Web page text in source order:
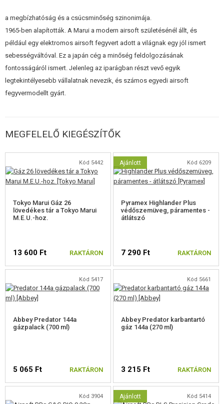
a megbízhatóság és a csúcsminőség szinonimája.
1965-ben alapították. A Marui a modern airsoft születésénél állt, és
például egy elektromos airsoft fegyvert adott a világnak egy jól ismert
sebességváltóval. Ez a japán cég a minőség feldolgozásának
fontosságáról ismert. Jelenleg az iparágban részt vevő egyik
legtekintélyesebb vállalatnak nevezik, és számos egyedi airsoft
fegyvermodellt gyárt.
MEGFELELŐ KIEGÉSZÍTŐK
Kód 5442
Tokyo Marui Gáz 26
lövedékes tár a Tokyo Marui
M.E.U.-hoz.
13 600 Ft RAKTÁRON
Ajánlott Kód 6209
Pyramex Highlander Plus
védőszemüveg, páramentes -
átlátszó
7 290 Ft RAKTÁRON
Kód 5417
Abbey Predator 144a
gázpalack (700 ml)
5 065 Ft RAKTÁRON
Kód 5661
Abbey Predator karbantartó
gáz 144a (270 ml)
3 215 Ft RAKTÁRON
Kód 3904 Ajánlott Kód 5414